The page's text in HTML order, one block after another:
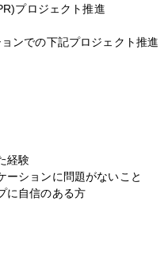
プロジェクト推進
ンでの下記プロジェクト推進
経験
ーションに問題がないこと
に自信のある方